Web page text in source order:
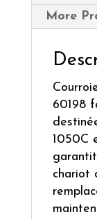
More
60198
1050C
chariot